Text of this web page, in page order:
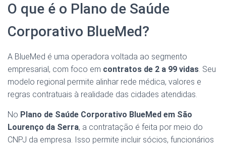
O que é o Plano de Saúde
Corporativo BlueMed?
A BlueMed é uma operadora voltada ao segmento
empresarial, com foco em contratos de 2 a 99 vidas. Seu
modelo regional permite alinhar rede médica, valores e
regras contratuais à realidade das cidades atendidas.
No Plano de Saúde Corporativo BlueMed em São
Lourenço da Serra, a contratação é feita por meio do
CNPJ da empresa. Isso permite incluir sócios, funcionários